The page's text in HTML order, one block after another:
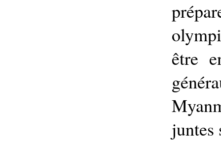
être
juntes